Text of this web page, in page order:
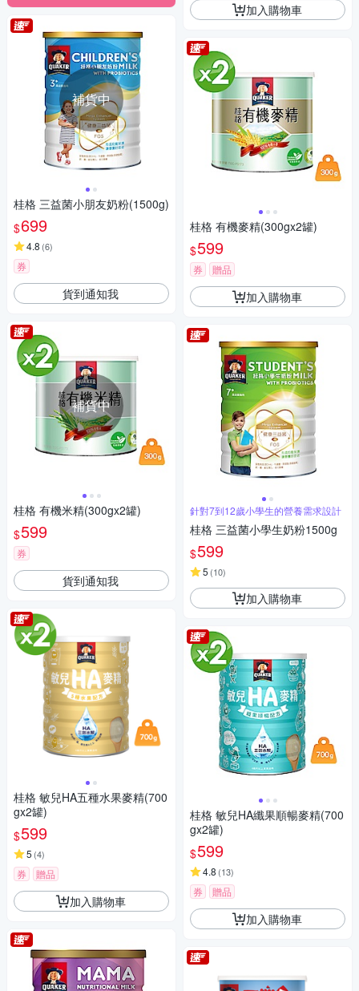
補貨中
桂格 三益菌小朋友奶粉(1500g)
$699
4.8 (6)
券
貨到通知我
補貨中
桂格 有機米精(300gx2罐)
$599
券
貨到通知我
桂格 敏兒HA五種水果麥精(700
gx2罐)
$599
5 (4)
券 贈品
加入購物車
加入購物車
桂格 有機麥精(300gx2罐)
$599
券 贈品
加入購物車
針對7到12歲小學生的營養需求設計
桂格 三益菌小學生奶粉1500g
$599
5 (10)
加入購物車
桂格 敏兒HA纖果順暢麥精(700
gx2罐)
$599
4.8 (13)
券 贈品
加入購物車